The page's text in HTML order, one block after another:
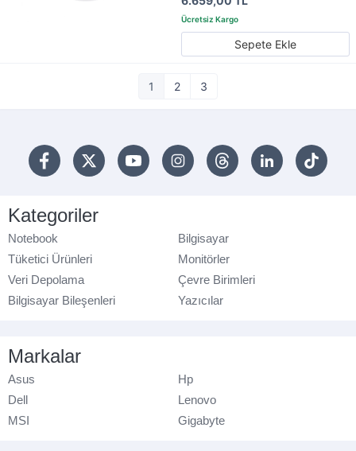
Sepete Ekle
1 2 3
Kategoriler
Notebook
Bilgisayar
Tüketici Ürünleri
Monitörler
Veri Depolama
Çevre Birimleri
Bilgisayar Bileşenleri
Yazıcılar
Markalar
Asus
Hp
Dell
Lenovo
MSI
Gigabyte